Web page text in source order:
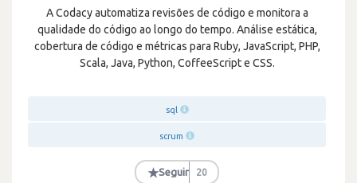
A Codacy automatiza revisões de código e monitora a
qualidade do código ao longo do tempo. Análise estática,
cobertura de código e métricas para Ruby, JavaScript, PHP,
Scala, Java, Python, CoffeeScript e CSS.
sql
scrum
★Seguir 20